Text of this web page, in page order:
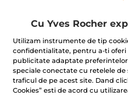
★★★★★
★★★★★
Nicio
valoare
evaluare
pentru
Trimiteți-mi un e-
Cu Yves Rocher
Utilizam instrumente de tip
confidentialitate, pentru a-ti
publicitate adaptate
speciale conectate cu retelele de
traficul de pe acest site. Dand
Cookies” esti de acord cu